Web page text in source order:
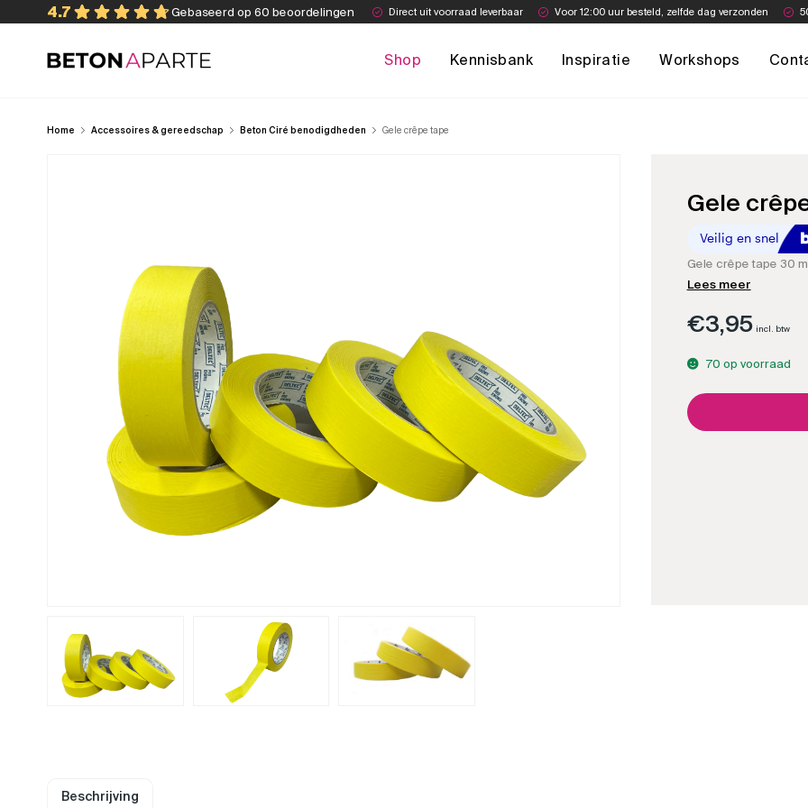
4.7 Gebaseerd op 60 beoordelingen Direct uit voorraad leverbaar Voor 12:00 uur besteld, zelfde dag verzonden
Beton Aparte Shop Kennisbank Inspiratie Workshops
Home Accessoires & gereedschap Beton Ciré benodigdheden Gele crêpe tape
Gele
Gele crêpe tape 30
Lees meer
€3,95 incl. btw
70 op voorraad
Beschrijving